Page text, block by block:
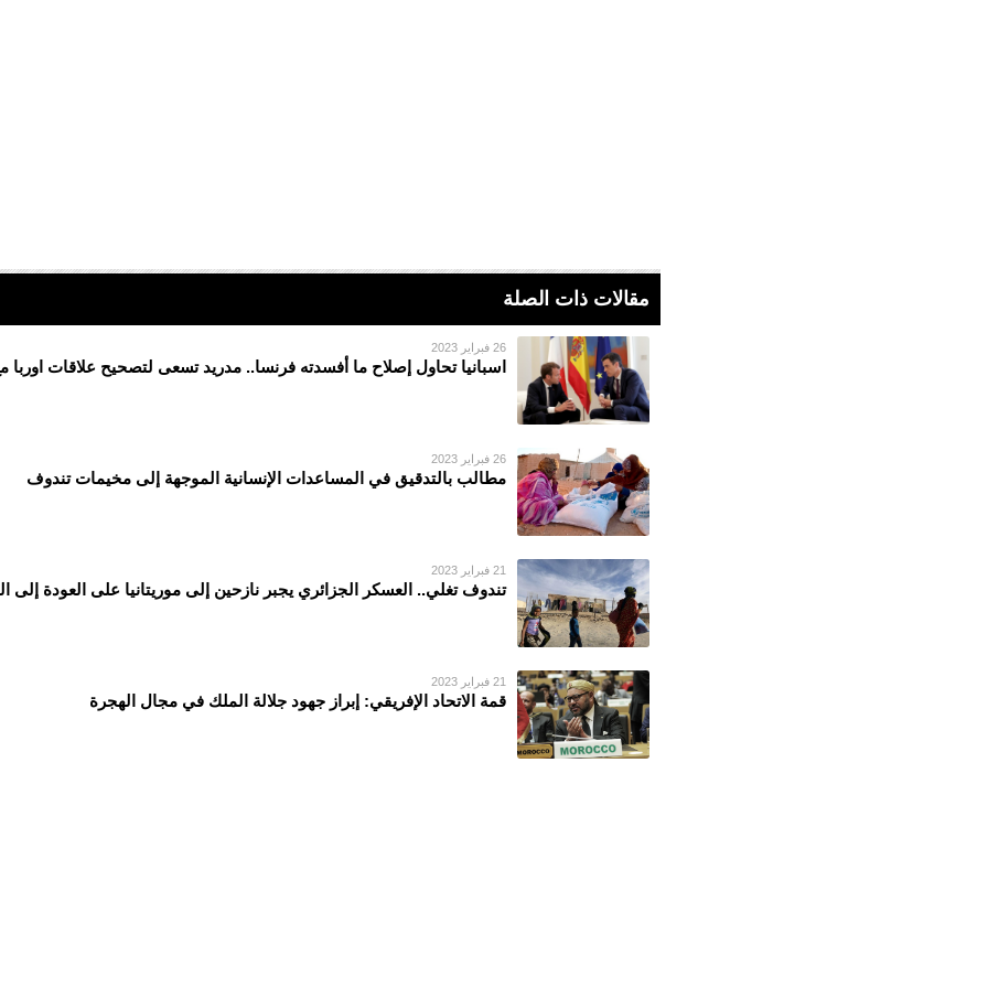
مقالات ذات الصلة
26 فبراير 2023
اسبانيا تحاول إصلاح ما أفسدته فرنسا.. مدريد تسعى لتصحيح علاقات اوربا
26 فبراير 2023
مطالب بالتدقيق في المساعدات الإنسانية الموجهة إلى مخيمات تندوف
21 فبراير 2023
تندوف تغلي.. العسكر الجزائري يجبر نازحين إلى موريتانيا على العودة إلى
21 فبراير 2023
قمة الاتحاد الإفريقي: إبراز جهود جلالة الملك في مجال الهجرة